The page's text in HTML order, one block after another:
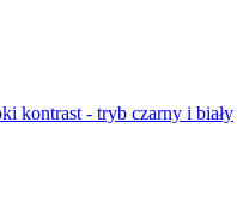
kontrast - tryb czarny i biały